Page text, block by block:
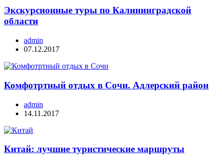
Экскурсионные туры по Калининградской
области
admin
07.12.2017
Комфотртный отдых в Сочи. Адлерский район
admin
14.11.2017
Китай: лучшие туристические маршруты